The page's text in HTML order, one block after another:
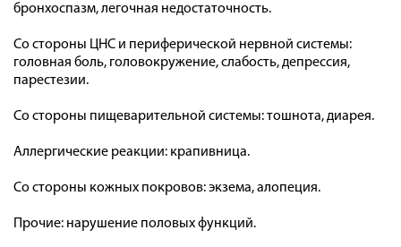
бронхоспазм, легочная недостаточность.
Со стороны ЦНС и периферической нервной системы:
головная боль, головокружение, слабость, депрессия,
парестезии.
Со стороны пищеварительной системы: тошнота, диарея.
Аллергические реакции: крапивница.
Со стороны кожных покровов: экзема, алопеция.
Прочие: нарушение половых функций.